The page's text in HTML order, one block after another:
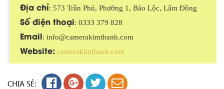
Địa chỉ: 573 Trần Phú, Phường 1, Bảo Lộc, Lâm Đồng
Số điện thoại: 0333 379 828
Email: info@camerakimthanh.com
Website: camerakimthanh.com
CHIA SẺ: